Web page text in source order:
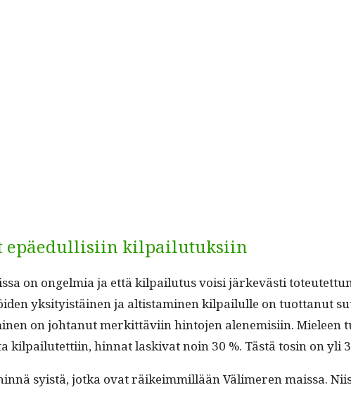
epäedullisiin kilpailutuksiin
on ongelmia ja että kil­pailu­tus voisi järkevästi
yksi­ty­istäi­nen ja altist­a­mi­nen kil­pailulle on tuot­tanut
on johtanut merkit­tävi­in hin­to­jen alen­e­misi­in. Mieleen
kil­pailutet­ti­in, hin­nat lask­i­vat noin 30 %. Tästä tosin on yli
syistä, jot­ka ovat räikeim­mil­lään Välimeren mais­sa.